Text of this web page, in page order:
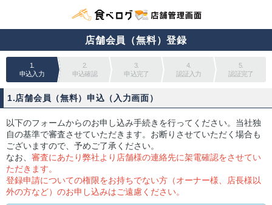
店舗会員（無料）登録
1.
申込入力
2.
申込確認
3.
申込完了
4.
認証入力
5.
認証完了
1.店舗会員（無料）申込（入力画面）
以下のフォームからのお申し込み手続きを行ってください。当社独
自の基準で審査させていただきます。お断りさせていただく場合も
ございますので、予めご了承ください。
なお、 審査にあたり弊社より店舗様の連絡先に架電確認をさせてい
ただきます。
登録申請についての権限をお持ちでない方（オーナー様、店長様以
外の方など）のお申し込みはご遠慮ください。